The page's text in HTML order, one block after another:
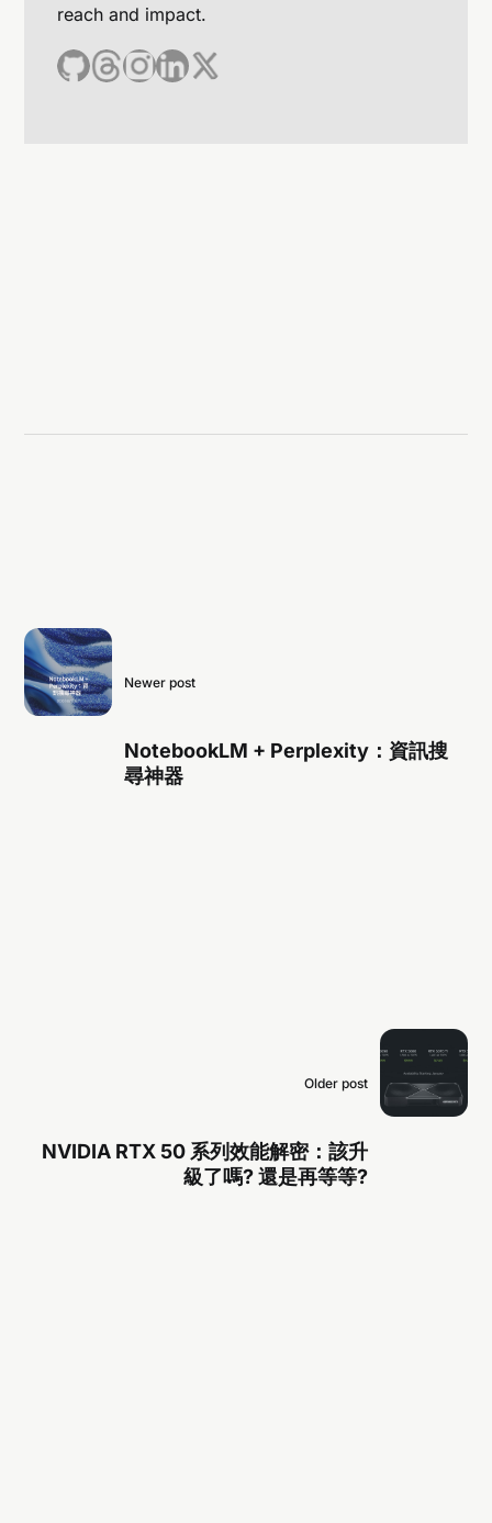
reach and impact.
Newer post
NotebookLM + Perplexity：資訊搜
尋神器
Older post
NVIDIA RTX 50 系列效能解密：該升
級了嗎? 還是再等等?